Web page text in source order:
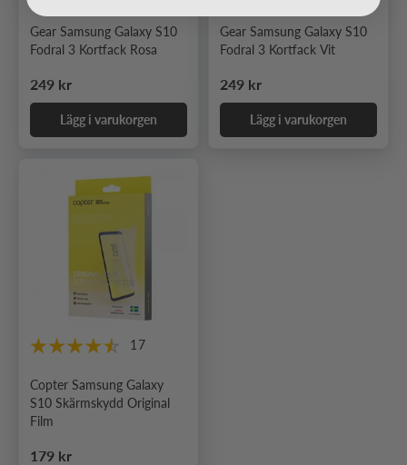
Gear Samsung Galaxy S10
Fodral 3 Kortfack Rosa
Ordinarie pris
249 kr
Lägg i varukorgen
Gear Samsung Galaxy S10
Fodral 3 Kortfack Vit
Ordinarie pris
249 kr
Lägg i varukorgen
17
Copter Samsung Galaxy
S10 Skärmskydd Original
Film
Ordinarie pris
179 kr